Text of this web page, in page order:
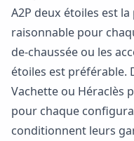
A2P deux étoiles est
raisonnable pour
de-chaussée ou les
étoiles est préférable.
Vachette ou Héraclès
pour chaque
conditionnent leurs